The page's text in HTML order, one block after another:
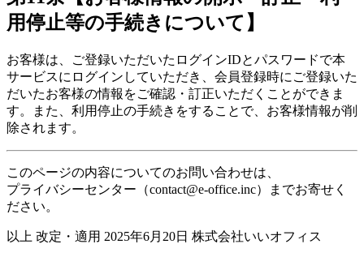
用停止等の手続きについて】
お客様は、ご登録いただいたログインIDとパスワードで本
サービスにログインしていただき、会員登録時にご登録いた
だいたお客様の情報をご確認・訂正いただくことができま
す。また、利用停止の手続きをすることで、お客様情報が削
除されます。
このページの内容についてのお問い合わせは、
プライバシーセンター（contact@e-office.inc）までお寄せく
ださい。
以上 改定・適用 2025年6月20日 株式会社いいオフィス